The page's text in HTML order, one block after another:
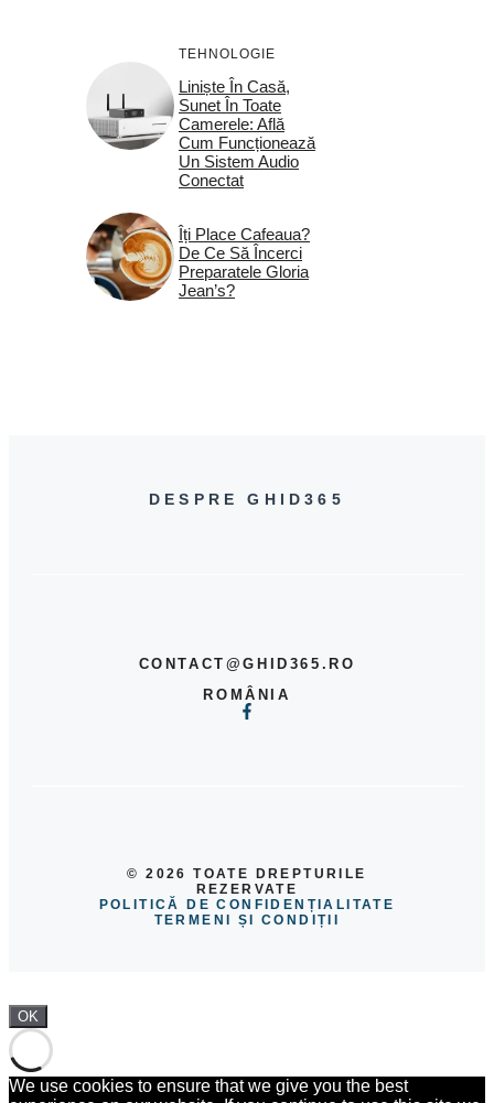
TEHNOLOGIE
Liniște În Casă,
Sunet În Toate
Camerele: Află
Cum Funcționează
Un Sistem Audio
Conectat
Îți Place Cafeaua?
De Ce Să Încerci
Preparatele Gloria
Jean’s?
DESPRE GHID365
CONTACT@GHID365.RO
ROMÂNIA
© 2026 TOATE DREPTURILE
REZERVATE
POLITICĂ DE CONFIDENȚIALITATE
TERMENI ȘI CONDIȚII
OK
We use cookies to ensure that we give you the best